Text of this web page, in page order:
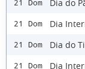
21 Dom Dia do
21 Dom Dia
21 Dom Dia do
21 Dom Dia